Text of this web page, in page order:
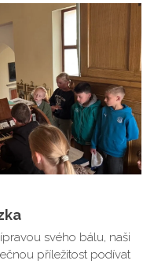
svého bálu, naši
příležitost podívat